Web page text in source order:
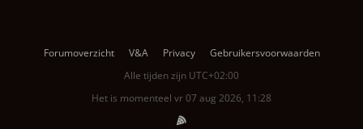
Forumoverzicht V&A Privacy
Gebruikersvoorwaarden
Alle tijden zijn UTC+02:00
Het is momenteel vr 07 aug 2026, 11:28